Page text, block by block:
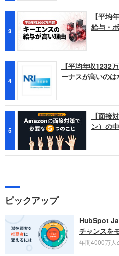
3
【平均
給与・
4
【平均年収1232
ーナスが高いの
5
【面接
ン）の
ピックアップ
HubSpot
チャンスを
年間4000万人